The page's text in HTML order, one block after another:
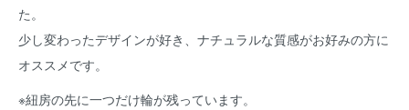
た。
少し変わったデザインが好き、ナチュラルな質感がお好みの方に
オススメです。
※紐房の先に一つだけ輪が残っています。